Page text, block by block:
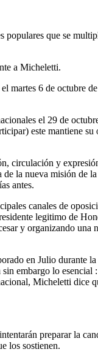
populares que se
a Micheletti.
martes 6 de octubre
el 29 de
este mantiene
circulación y
la nueva misión de
antes.
canales de
legitimo de
y organizando una
en Julio durante
embargo lo esencial
Micheletti dice
preparar la
los sostienen.